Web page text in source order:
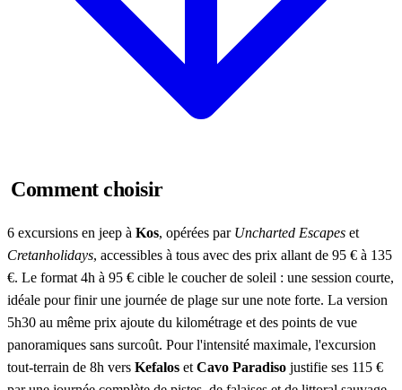
Comment choisir
6 excursions en jeep à Kos, opérées par Uncharted Escapes et
Cretanholidays, accessibles à tous avec des prix allant de 95 € à 135
€. Le format 4h à 95 € cible le coucher de soleil : une session courte,
idéale pour finir une journée de plage sur une note forte. La version
5h30 au même prix ajoute du kilométrage et des points de vue
panoramiques sans surcoût. Pour l'intensité maximale, l'excursion
tout-terrain de 8h vers Kefalos et Cavo Paradiso justifie ses 115 €